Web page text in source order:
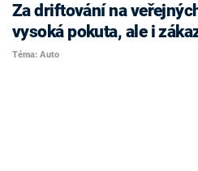
Za driftování na
vysoká pokuta, ale i
Téma: Auto